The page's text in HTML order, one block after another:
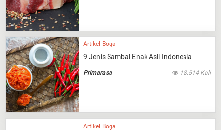
Artikel Boga
9 Jenis Sambal Enak Asli Indonesia
Primarasa 18.514 Kali
Artikel Boga